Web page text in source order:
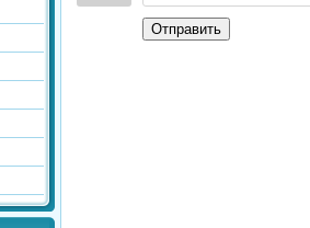
Отправить